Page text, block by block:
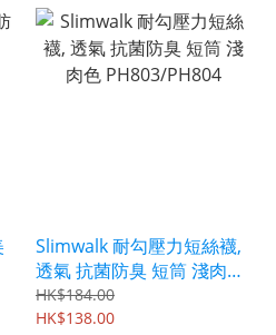
Slimwalk 耐勾壓力短絲襪,
透氣 抗菌防臭 短筒 淺肉色
PH803/PH804
HK$184.00
HK$138.00